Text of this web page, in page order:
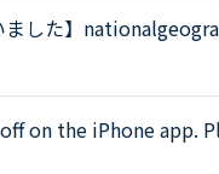
ました】
てください★誤字があ
three smal...
on the iPhone app.
of tutors is coming